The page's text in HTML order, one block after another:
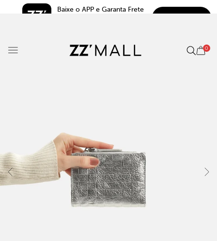
Baixe o APP e Garanta Frete
0